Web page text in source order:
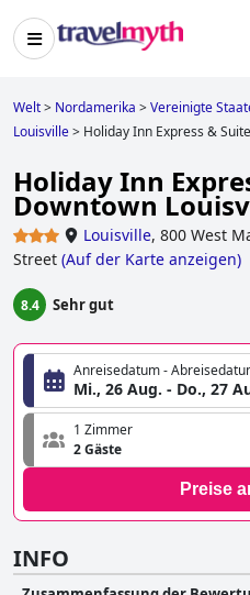
Welt> Nordamerika >Vereinigte
Louisville> Holiday Inn Express &
Holiday Inn
Downtown
Louisville, 800 West
Street (Auf der Karte anzeigen)
8.4 Sehr gut
Anreisedatum -
Mi., 26 Aug. - Do., 27
1 Zimmer
2 Gäste
Preise
INFO